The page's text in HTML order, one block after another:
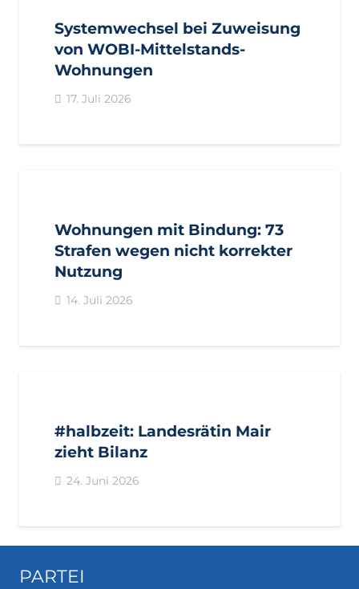
Systemwechsel bei Zuweisung
von WOBI-Mittelstands-
Wohnungen
17. Juli 2026
Wohnungen mit Bindung: 73
Strafen wegen nicht korrekter
Nutzung
14. Juli 2026
#halbzeit: Landesrätin Mair
zieht Bilanz
24. Juni 2026
PARTEI